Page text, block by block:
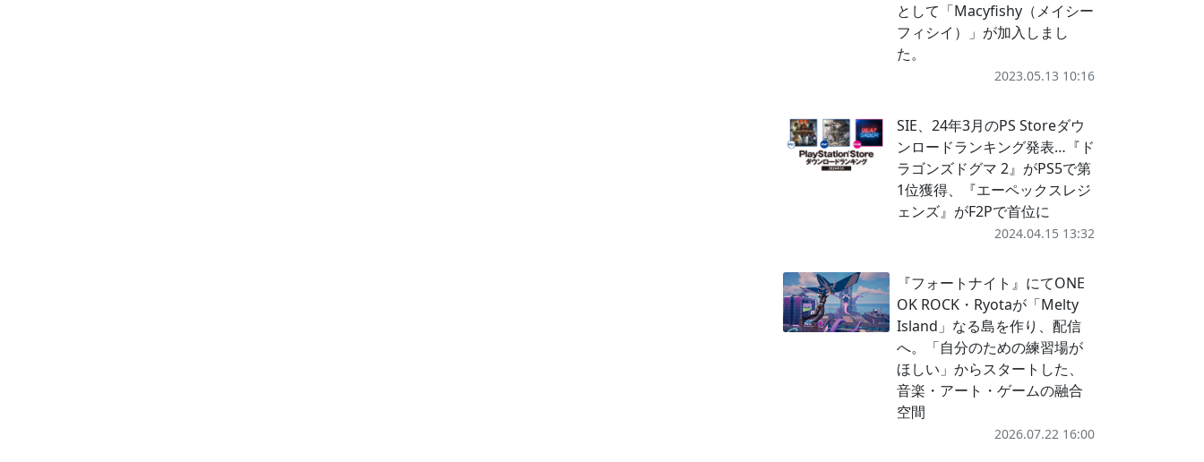
として「Macyfishy（メイシー
フィシイ）」が加入しまし
た。
2023.05.13 10:16
SIE、24年3月のPS Storeダウ
ンロードランキング発表…『ド
ラゴンズドグマ 2』がPS5で第
1位獲得、『エーペックスレジ
ェンズ』がF2Pで首位に
2024.04.15 13:32
『フォートナイト』にてONE
OK ROCK・Ryotaが「Melty
Island」なる島を作り、配信
へ。「自分のための練習場が
ほしい」からスタートした、
音楽・アート・ゲームの融合
空間
2026.07.22 16:00